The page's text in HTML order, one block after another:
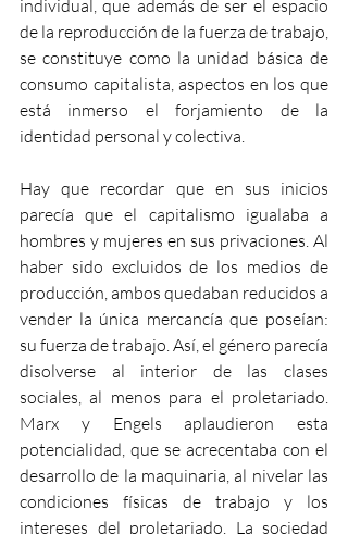
individual, que además de ser el espacio
de la reproducción de la fuerza de trabajo,
se constituye como la unidad básica de
consumo capitalista, aspectos en los que
está inmerso el forjamiento de la
identidad personal y colectiva.
Hay que recordar que en sus inicios
parecía que el capitalismo igualaba a
hombres y mujeres en sus privaciones. Al
haber sido excluidos de los medios de
producción, ambos quedaban reducidos a
vender la única mercancía que poseían:
su fuerza de trabajo. Así, el género parecía
disolverse al interior de las clases
sociales, al menos para el proletariado.
Marx y Engels aplaudieron esta
potencialidad, que se acrecentaba con el
desarrollo de la maquinaria, al nivelar las
condiciones físicas de trabajo y los
intereses del proletariado. La sociedad